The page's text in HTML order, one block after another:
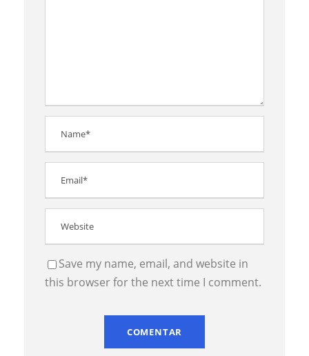
Save my name, email, and website in
this browser for the next time I comment.